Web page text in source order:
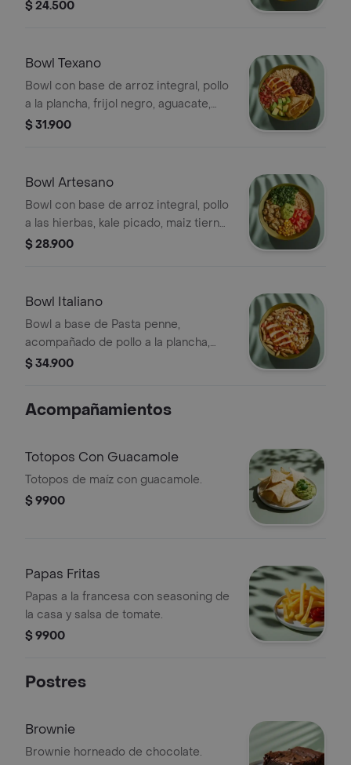
$ 24.500
Bowl Texano
Bowl con base de arroz integral, pollo
a la plancha, frijol negro, aguacate,
pico de gallo y totopos.
$ 31.900
Bowl Artesano
Bowl con base de arroz integral, pollo
a las hierbas, kale picado, maiz tierno,
tomate, guacamole y cilantro.
$ 28.900
Bowl Italiano
Bowl a base de Pasta penne,
acompañado de pollo a la plancha,
pesto, tomate chonto y queso feta.
$ 34.900
Acompañamientos
Totopos Con Guacamole
Totopos de maíz con guacamole.
$ 9900
Papas Fritas
Papas a la francesa con seasoning de
la casa y salsa de tomate.
$ 9900
Postres
Brownie
Brownie horneado de chocolate.